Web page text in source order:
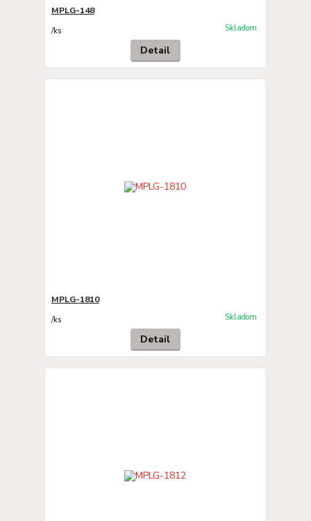
MPLG-148
/ks Skladom
Detail
MPLG-1810
/ks Skladom
Detail